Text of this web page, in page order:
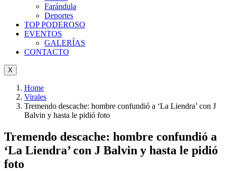
Farándula
Deportes
TOP PODEROSO
EVENTOS
GALERÍAS
CONTACTO
X
Home
Virales
Tremendo descache: hombre confundió a ‘La Liendra’ con J
Balvin y hasta le pidió foto
Tremendo descache: hombre confundió a
‘La Liendra’ con J Balvin y hasta le pidió
foto